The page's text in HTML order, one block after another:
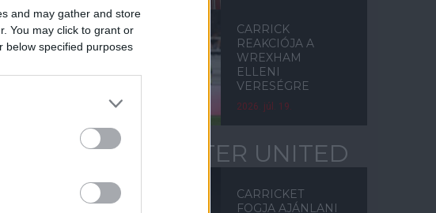
and may gather and store
You may click to grant or
below specified purposes
CARRICK
REAKCIÓJA A
WREXHAM
ELLENI
VERESÉGRE
2026. júl. 19.
MANCHESTER UNITED
CARRICKET
FOGJA AJÁNLANI